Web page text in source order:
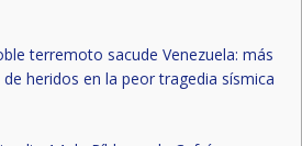
terremoto sacude Venezuela: más
heridos en la peor tragedia sísmica